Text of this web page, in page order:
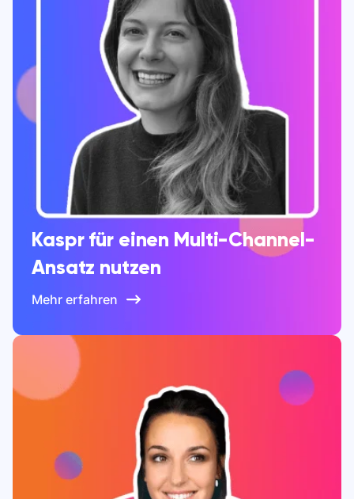
Kaspr für einen Multi-Channel-
Ansatz nutzen
Mehr erfahren